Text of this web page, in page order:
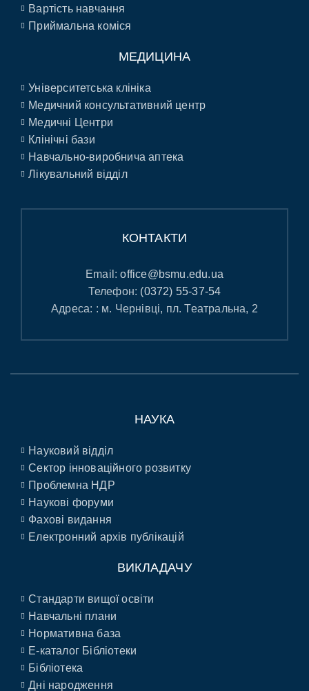
Вартість навчання
Приймальна коміся
МЕДИЦИНА
Університетська клініка
Медичний консультативний центр
Медичні Центри
Клінічні бази
Навчально-виробнича аптека
Лікувальний відділ
КОНТАКТИ
Email:office@bsmu.edu.ua
Телефон: (0372) 55-37-54
Адреса: : м. Чернівці, пл. Театральна, 2
НАУКА
Науковий відділ
Сектор інноваційного розвитку
Проблемна НДР
Наукові форуми
Фахові видання
Електронний архів публікацій
ВИКЛАДАЧУ
Стандарти вищої освіти
Навчальні плани
Нормативна база
E-каталог Бібліотеки
Бібліотека
Дні народження